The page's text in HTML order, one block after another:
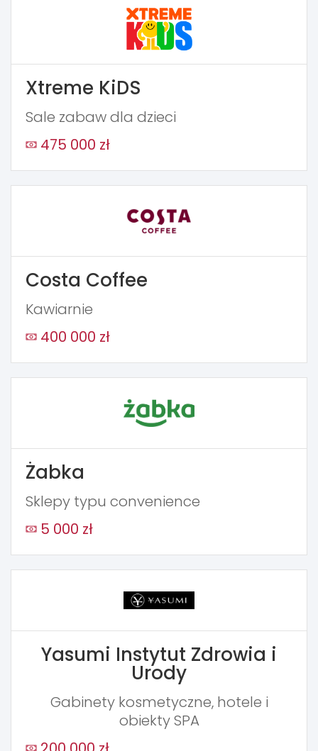
Xtreme KiDS
Sale zabaw dla dzieci
475 000 zł
Costa Coffee
Kawiarnie
400 000 zł
Żabka
Sklepy typu convenience
5 000 zł
Yasumi Instytut Zdrowia i
Urody
Gabinety kosmetyczne, hotele i
obiekty SPA